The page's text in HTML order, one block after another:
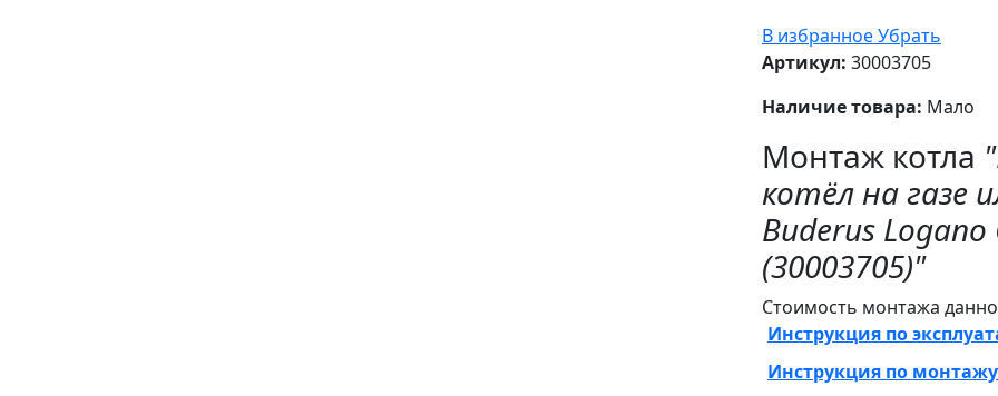
В избранноеУбрать
Артикул: 30003705
Наличие товара: Мало
Монтаж котла
котёл на газе
Buderus
(30003705)"
Стоимость монтажа
Инструкция по
Инструкция по